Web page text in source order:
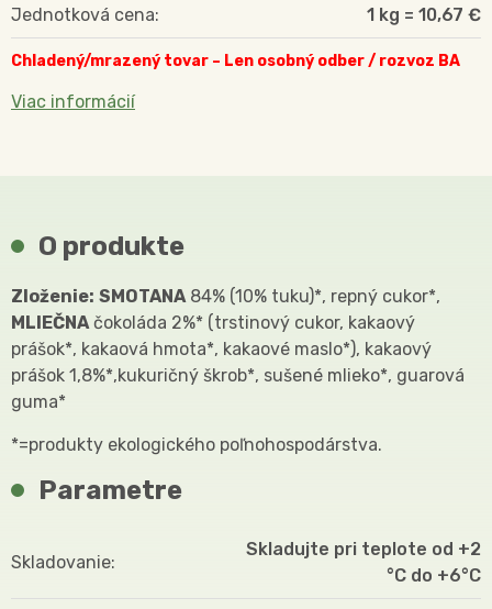
Jednotková cena: 1 kg = 10,67 €
Chladený/mrazený tovar – Len osobný odber / rozvoz BA
Viac informácií
O produkte
Zloženie: SMOTANA84% (10% tuku)*, repný cukor*,
MLIEČNAčokoláda 2%* (trstinový cukor, kakaový
prášok*, kakaová hmota*, kakaové maslo*), kakaový
prášok 1,8%*,kukuričný škrob*, sušené mlieko*, guarová
guma*
*=produkty ekologického poľnohospodárstva.
Parametre
Skladovanie
Skladujte pri teplote od +2
°C do +6°C